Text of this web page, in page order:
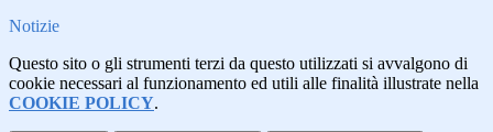
Notizie
Questo sito o gli strumenti terzi da questo utilizzati si avvalgono di
cookie necessari al funzionamento ed utili alle finalità illustrate nella
COOKIE POLICY.